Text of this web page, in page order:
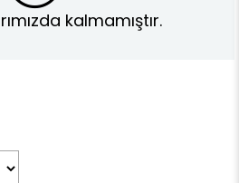
kalmamıştır.